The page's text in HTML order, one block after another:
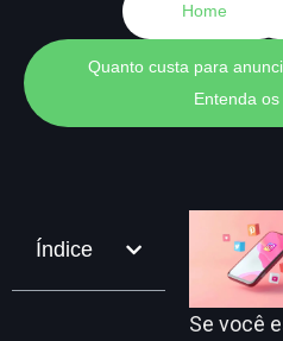
Home
Quanto custa para
Entenda
Índice
Se você